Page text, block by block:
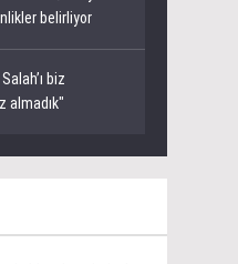
belirliyor
biz
almadık"